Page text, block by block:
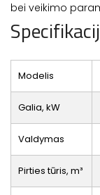
bei veikimo
Modelis
Galia, kW
Valdymas
Pirties tūris, m³